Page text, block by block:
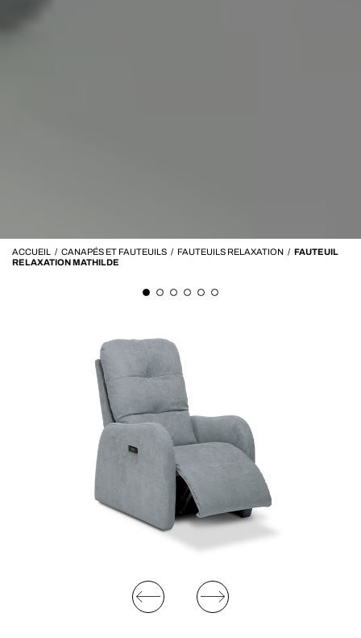
ACCUEIL / CANAPÉS ET FAUTEUILS / FAUTEUILS RELAXATION / FAUTEUIL
RELAXATION MATHILDE